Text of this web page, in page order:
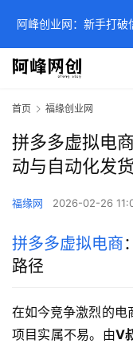
首页 福缘创业网
拼多多虚拟电
动与自动化发
福缘网 2026-02-26
拼多多虚拟电商
路径
在如今竞争激烈的电
项目实属不易。由V
阿峰创业网：新手打破